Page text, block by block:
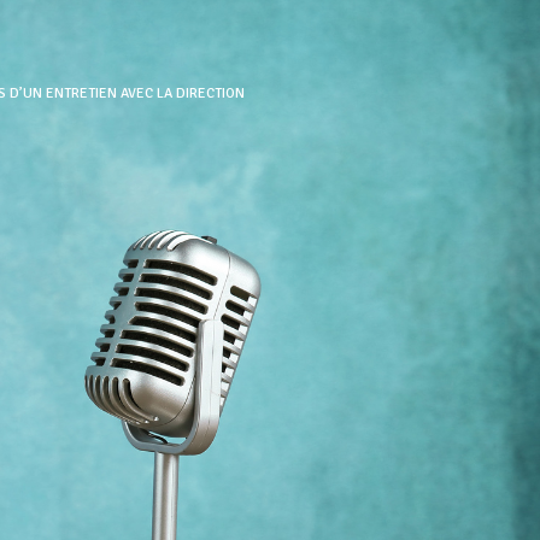
D’UN ENTRETIEN AVEC LA DIRECTION